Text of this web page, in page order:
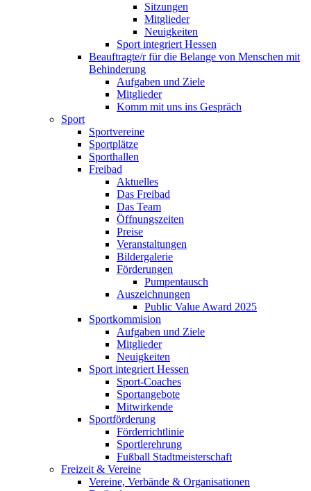
Sitzungen
Mitglieder
Neuigkeiten
Sport integriert Hessen
Beauftragte/r für die Belange von Menschen mit
Behinderung
Aufgaben und Ziele
Mitglieder
Komm mit uns ins Gespräch
Sport
Sportvereine
Sportplätze
Sporthallen
Freibad
Aktuelles
Das Freibad
Das Team
Öffnungszeiten
Preise
Veranstaltungen
Bildergalerie
Förderungen
Pumpentausch
Auszeichnungen
Public Value Award 2025
Sportkommision
Aufgaben und Ziele
Mitglieder
Neuigkeiten
Sport integriert Hessen
Sport-Coaches
Sportangebote
Mitwirkende
Sportförderung
Förderrichtlinie
Sportlerehrung
Fußball Stadtmeisterschaft
Freizeit & Vereine
Vereine, Verbände & Organisationen